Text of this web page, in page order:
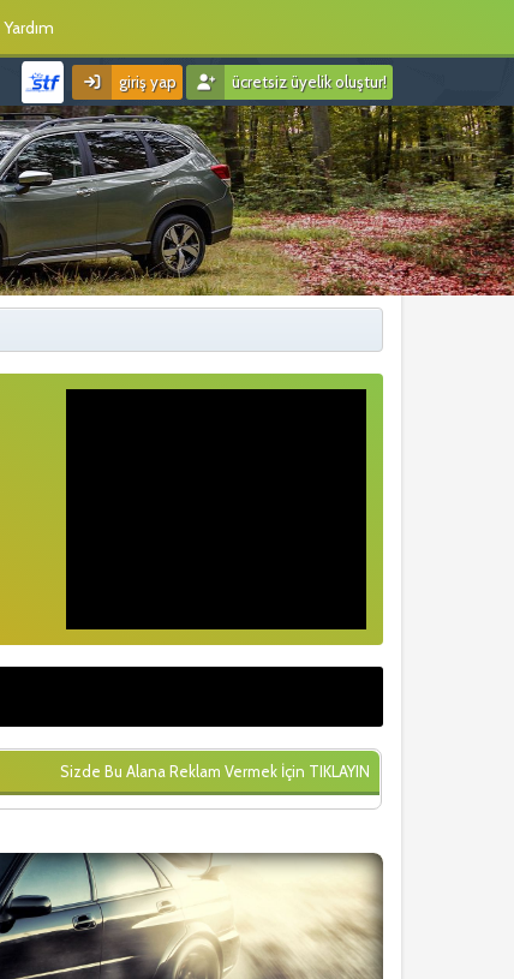
Yardım
giriş yap ücretsiz üyelik oluştur!
Sizde Bu Alana Reklam Vermek İçin TIKLAYIN